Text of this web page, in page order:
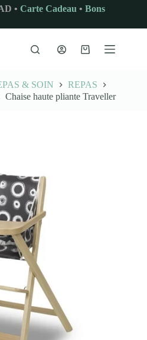
• Carte Cadeau • Bons
Panier
& SOIN
REPAS
Chaise haute pliante Traveller